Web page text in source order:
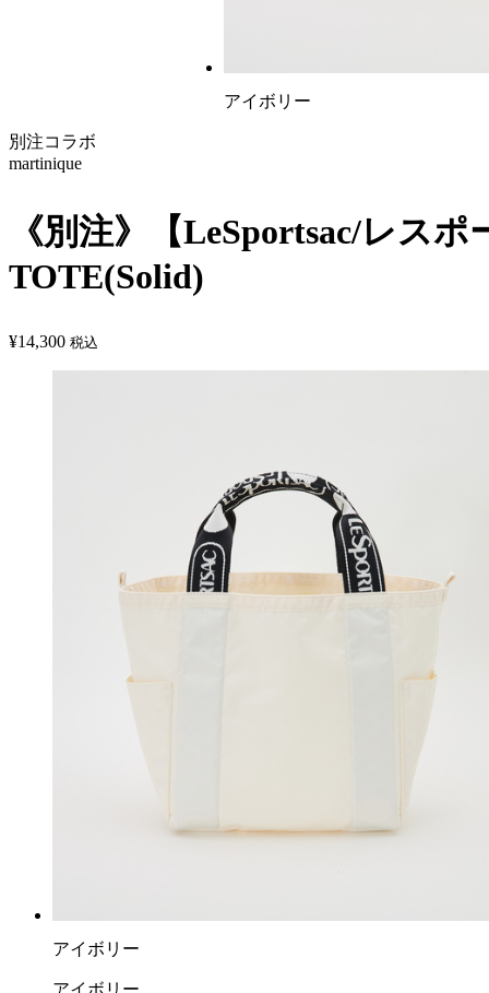
アイボリー
別注コラボ
martinique
《別注》【LeSportsac/レス
TOTE(Solid)
¥14,300 税込
アイボリー
アイボリー